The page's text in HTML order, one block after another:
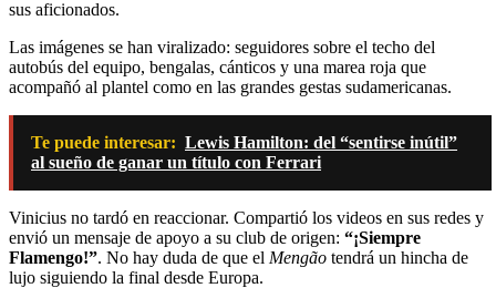
sus aficionados.
Las imágenes se han viralizado: seguidores sobre el techo del
autobús del equipo, bengalas, cánticos y una marea roja que
acompañó al plantel como en las grandes gestas sudamericanas.
Te puede interesar: Lewis Hamilton: del “sentirse inútil”
al sueño de ganar un título con Ferrari
Vinicius no tardó en reaccionar. Compartió los videos en sus redes y
envió un mensaje de apoyo a su club de origen: “¡Siempre
Flamengo!”. No hay duda de que el Mengão tendrá un hincha de
lujo siguiendo la final desde Europa.